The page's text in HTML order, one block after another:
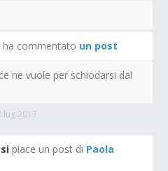
ha commentato un post
ne vuole per schiodarsi dal
lug 2017
piace un post di Paola